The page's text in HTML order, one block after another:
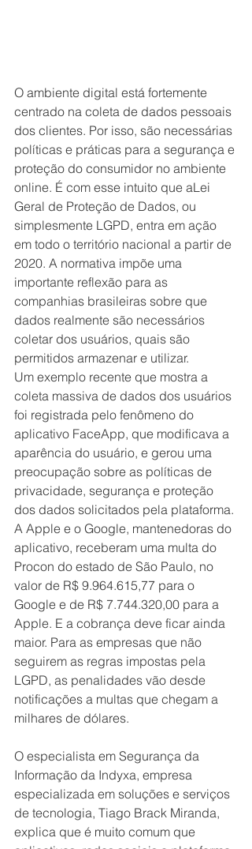
O ambiente digital está fortemente
centrado na coleta de dados pessoais
dos clientes. Por isso, são necessárias
políticas e práticas para a segurança e
proteção do consumidor no ambiente
online. É com esse intuito que aLei
Geral de Proteção de Dados, ou
simplesmente LGPD, entra em ação
em todo o território nacional a partir de
2020. A normativa impõe uma
importante reflexão para as
companhias brasileiras sobre que
dados realmente são necessários
coletar dos usuários, quais são
permitidos armazenar e utilizar.
Um exemplo recente que mostra a
coleta massiva de dados dos usuários
foi registrada pelo fenômeno do
aplicativo FaceApp, que modificava a
aparência do usuário, e gerou uma
preocupação sobre as políticas de
privacidade, segurança e proteção
dos dados solicitados pela plataforma.
A Apple e o Google, mantenedoras do
aplicativo, receberam uma multa do
Procon do estado de São Paulo, no
valor de R$ 9.964.615,77 para o
Google e de R$ 7.744.320,00 para a
Apple. E a cobrança deve ficar ainda
maior. Para as empresas que não
seguirem as regras impostas pela
LGPD, as penalidades vão desde
notificações a multas que chegam a
milhares de dólares.
O especialista em Segurança da
Informação da Indyxa, empresa
especializada em soluções e serviços
de tecnologia, Tiago Brack Miranda,
explica que é muito comum que